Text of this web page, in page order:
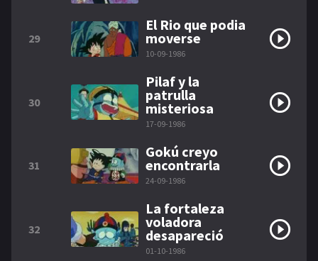
29
El Rio que podia
moverse
10-09-1986
30
Pilaf y la
patrulla
misteriosa
17-09-1986
31
Gokú creyo
encontrarla
24-09-1986
32
La fortaleza
voladora
desapareció
01-10-1986